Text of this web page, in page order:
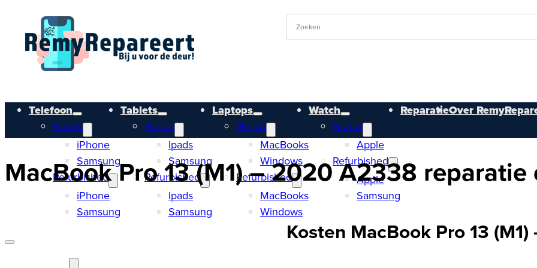
Telefoon
Nieuw
iPhone
Samsung
Refurbished
iPhone
Samsung
Tablets
Nieuw
Ipads
Samsung
Refurbished
Ipads
Samsung
Laptops
Nieuw
MacBooks
Windows
Refurbished
MacBooks
Windows
Watch
Nieuw
Apple
Refurbished
Apple
Samsung
ReparatieOver
MacBook Pro 13 (M1) – 2020 A2338
Kosten MacBook Pro 13